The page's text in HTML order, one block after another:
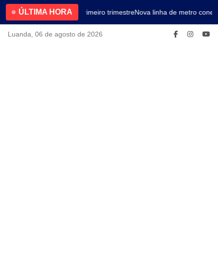
ÚLTIMA HORA4.2% no primeiro trimestreNova linha de metro
Luanda, 06 de agosto de 2026